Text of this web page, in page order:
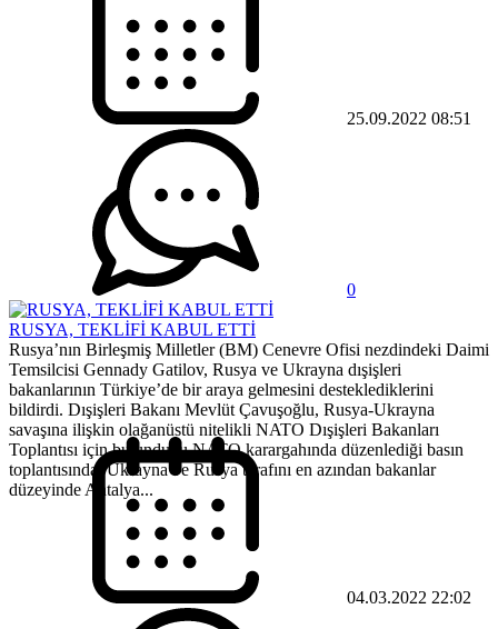
25.09.2022 08:51
0
RUSYA, TEKLİFİ KABUL ETTİ
Rusya’nın Birleşmiş Milletler (BM) Cenevre Ofisi nezdindeki Daimi
Temsilcisi Gennady Gatilov, Rusya ve Ukrayna dışişleri
bakanlarının Türkiye’de bir araya gelmesini desteklediklerini
bildirdi. Dışişleri Bakanı Mevlüt Çavuşoğlu, Rusya-Ukrayna
savaşına ilişkin olağanüstü nitelikli NATO Dışişleri Bakanları
Toplantısı için bulunduğu NATO karargahında düzenlediği basın
toplantısında, Ukrayna ve Rusya tarafını en azından bakanlar
düzeyinde Antalya...
04.03.2022 22:02